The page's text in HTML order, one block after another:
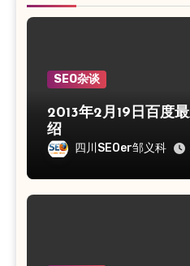
SEO杂谈
2013年2月19日百度
绍
四川SEOer邹义科